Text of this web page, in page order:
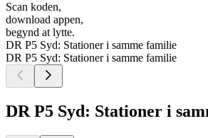
Scan koden,
download appen,
begynd at lytte.
DR P5 Syd: Stationer i samme familie
DR P5 Syd: Stationer i samme familie
DR P5 Syd: Stationer i